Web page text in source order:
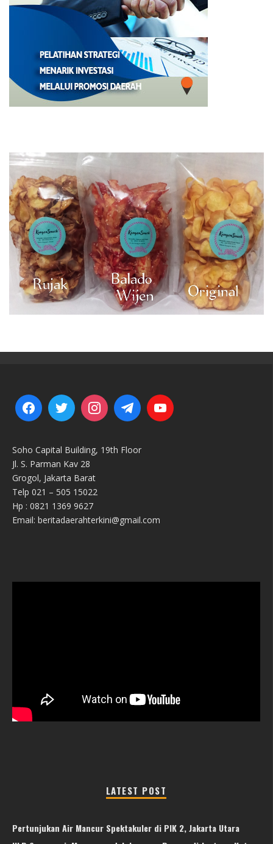
Soho Capital Building, 19th Floor
Jl. S. Parman Kav 28
Grogol, Jakarta Barat
Telp 021 – 505 15022
Hp : 0821 1369 9627
Email: beritadaerahterkini@gmail.com
LATEST POST
Pertunjukan Air Mancur Spektakuler di PIK 2, Jakarta Utara